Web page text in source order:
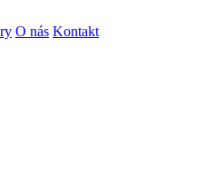
O nás Kontakt